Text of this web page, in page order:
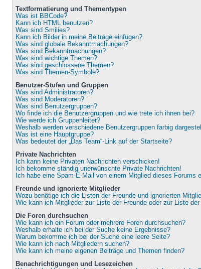
Textformatierung und Thementypen
Was ist BBCode?
Kann ich HTML benutzen?
Was sind Smilies?
Kann ich Bilder in meine Beiträge einfügen?
Was sind globale Bekanntmachungen?
Was sind Bekanntmachungen?
Was sind wichtige Themen?
Was sind geschlossene Themen?
Was sind Themen-Symbole?
Benutzer-Stufen und Gruppen
Was sind Administratoren?
Was sind Moderatoren?
Was sind Benutzergruppen?
Wo finde ich die Benutzergruppen und wie trete ich ihnen bei?
Wie werde ich Gruppenleiter?
Weshalb werden verschiedene Benutzergruppen farbig
Was ist eine Hauptgruppe?
Was bedeutet der „Das Team“-Link auf der Startseite?
Private Nachrichten
Ich kann keine Privaten Nachrichten verschicken!
Ich bekomme ständig unerwünschte Private Nachrichten!
Ich habe eine Spam-E-Mail von einem Mitglied dieses Forums
Freunde und ignorierte Mitglieder
Wozu benötige ich die Listen der Freunde und ignorierten
Wie kann ich Mitglieder zur Liste der Freunde oder zur Liste
Die Foren durchsuchen
Wie kann ich ein Forum oder mehrere Foren durchsuchen?
Weshalb erhalte ich bei der Suche keine Ergebnisse?
Warum bekomme ich bei der Suche eine leere Seite?
Wie kann ich nach Mitgliedern suchen?
Wie kann ich meine eigenen Beiträge und Themen finden?
Benachrichtigungen und Lesezeichen